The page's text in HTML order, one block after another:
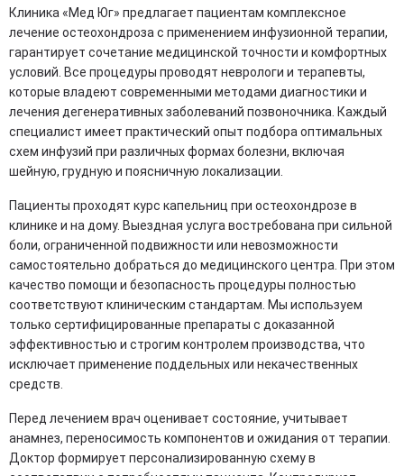
Клиника «Мед Юг» предлагает пациентам комплексное
лечение остеохондроза с применением инфузионной терапии,
гарантирует сочетание медицинской точности и комфортных
условий. Все процедуры проводят неврологи и терапевты,
которые владеют современными методами диагностики и
лечения дегенеративных заболеваний позвоночника. Каждый
специалист имеет практический опыт подбора оптимальных
схем инфузий при различных формах болезни, включая
шейную, грудную и поясничную локализации.
Пациенты проходят курс капельниц при остеохондрозе в
клинике и на дому. Выездная услуга востребована при сильной
боли, ограниченной подвижности или невозможности
самостоятельно добраться до медицинского центра. При этом
качество помощи и безопасность процедуры полностью
соответствуют клиническим стандартам. Мы используем
только сертифицированные препараты с доказанной
эффективностью и строгим контролем производства, что
исключает применение поддельных или некачественных
средств.
Перед лечением врач оценивает состояние, учитывает
анамнез, переносимость компонентов и ожидания от терапии.
Доктор формирует персонализированную схему в